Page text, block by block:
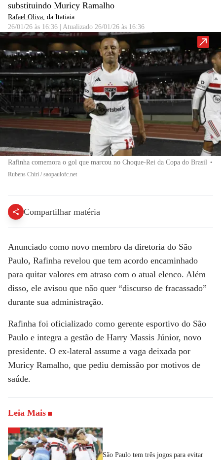
substituindo Muricy Ramalho
Rafael Oliva, da Itatiaia
26/01/26 às 16:36
Atualizado 26/01/26 às 16:36
Rafinha comemora o gol que marcou no Choque-Rei da Copa do Brasil •
Rubens Chiri / saopaulofc.net
Compartilhar matéria
Anunciado como novo membro da diretoria do São
Paulo, Rafinha revelou que tem acordo encaminhado
para quitar valores em atraso com o atual elenco. Além
disso, ele avisou que não quer “discurso de fracassado”
durante sua administração.
Rafinha foi oficializado como gerente esportivo do São
Paulo e integra a gestão de Harry Massis Júnior, novo
presidente. O ex-lateral assume a vaga deixada por
Muricy Ramalho, que pediu demissão por motivos de
saúde.
Leia Mais
São Paulo tem três jogos para evitar